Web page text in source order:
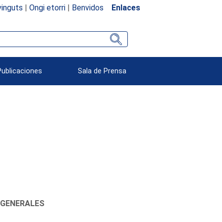
| Ongi etorri| Benvidos Enlaces
Sala de Prensa